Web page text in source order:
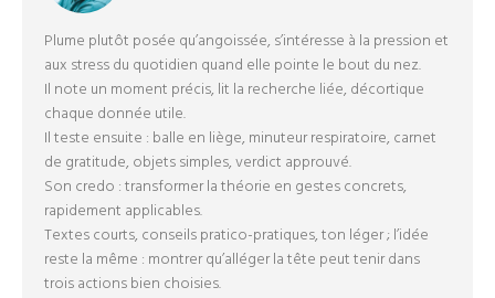
Plume plutôt posée qu’angoissée, s’intéresse à la pression et
aux stress du quotidien quand elle pointe le bout du nez.
Il note un moment précis, lit la recherche liée, décortique
chaque donnée utile.
Il teste ensuite : balle en liège, minuteur respiratoire, carnet
de gratitude, objets simples, verdict approuvé.
Son credo : transformer la théorie en gestes concrets,
rapidement applicables.
Textes courts, conseils pratico-pratiques, ton léger ; l’idée
reste la même : montrer qu’alléger la tête peut tenir dans
trois actions bien choisies.